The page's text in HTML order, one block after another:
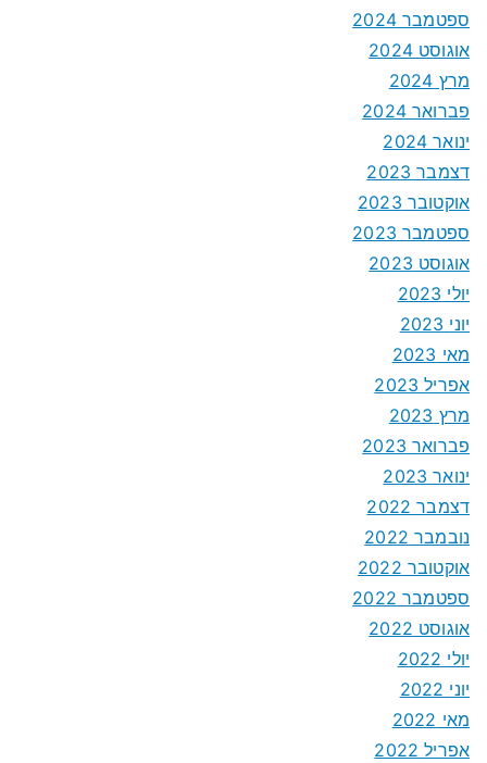
ספטמבר 2024
אוגוסט 2024
מרץ 2024
פברואר 2024
ינואר 2024
דצמבר 2023
אוקטובר 2023
ספטמבר 2023
אוגוסט 2023
יולי 2023
יוני 2023
מאי 2023
אפריל 2023
מרץ 2023
פברואר 2023
ינואר 2023
דצמבר 2022
נובמבר 2022
אוקטובר 2022
ספטמבר 2022
אוגוסט 2022
יולי 2022
יוני 2022
מאי 2022
אפריל 2022